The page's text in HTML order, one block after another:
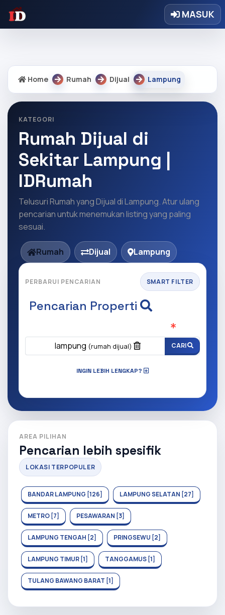
Warning: Undefined array key "regency" in
/home/idrumah/public_html/core/core.php on line 9328
MASUK
Home Rumah Dijual Lampung
KATEGORI
Rumah Dijual di
Sekitar Lampung |
IDRumah
Telusuri Rumah yang Dijual di Lampung. Atur ulang
pencarian untuk menemukan listing yang paling
sesuai.
Rumah Dijual Lampung
PERBARUI PENCARIAN SMART FILTER
Pencarian Properti
lampung (rumah dijual) CARI
INGIN LEBIH LENGKAP?
AREA PILIHAN
Pencarian lebih spesifik
LOKASI TERPOPULER
BANDAR LAMPUNG [126] LAMPUNG SELATAN [27]
METRO [7] PESAWARAN [3]
LAMPUNG TENGAH [2] PRINGSEWU [2]
LAMPUNG TIMUR [1] TANGGAMUS [1]
TULANG BAWANG BARAT [1]